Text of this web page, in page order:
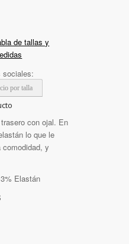
de tallas y
sociales:
por talla
con ojal. En
lo que le
y
Elastán